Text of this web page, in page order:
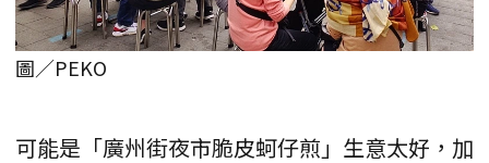
圖／PEKO
可能是「廣州街夜市脆皮蚵仔煎」生意太好，加